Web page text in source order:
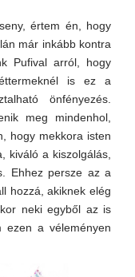
értem én, hogy
már inkább kontra
Pufival arról, hogy
is ez a
önfényezés.
meg mindenhol,
hogy mekkora isten
kiváló a kiszolgálás,
Ehhez persze az a
hozzá, akiknek elég
neki egyből az is
a véleményen